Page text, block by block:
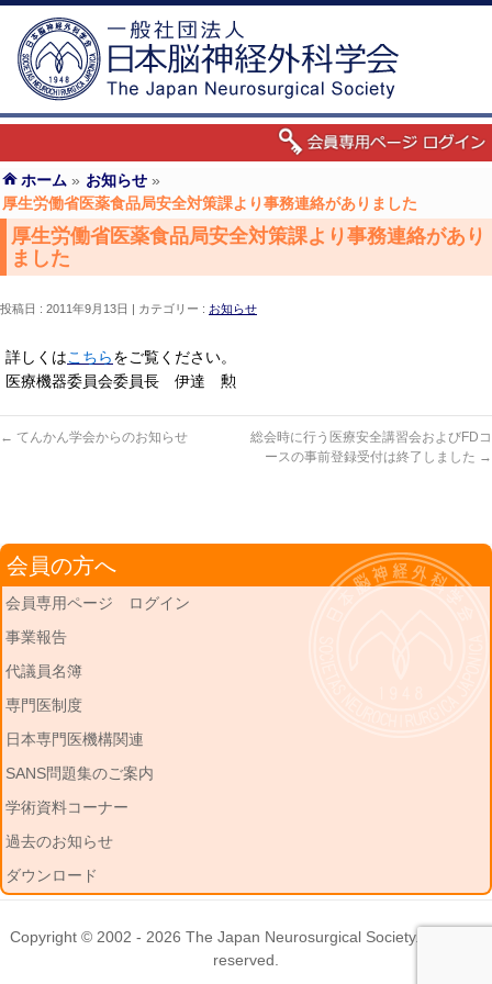
ホーム » お知らせ »
厚生労働省医薬食品局安全対策課より事務連絡がありました
厚生労働省医薬食品局安全対策課より事務連絡があり
ました
投稿日 : 2011年9月13日 カテゴリー : お知らせ
詳しくはこちらをご覧ください。
医療機器委員会委員長 伊達 勲
← てんかん学会からのお知らせ
総会時に行う医療安全講習会およびFDコ
ースの事前登録受付は終了しました →
会員の方へ
会員専用ページ ログイン
事業報告
代議員名簿
専門医制度
日本専門医機構関連
SANS問題集のご案内
学術資料コーナー
過去のお知らせ
ダウンロード
Copyright © 2002 - 2026 The Japan Neurosurgical Society. All rights
reserved.